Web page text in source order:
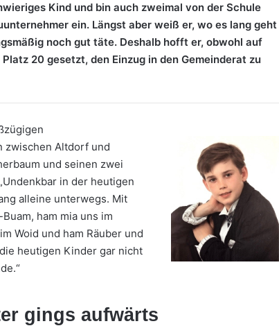
Kind und bin auch zweimal von der Schule
ein. Längst aber weiß er, wo es lang geht
noch gut täte. Deshalb hofft er, obwohl auf
20 gesetzt, den Einzug in den Gemeinderat zu
zwischen Altdorf und
und seinen zwei
in der heutigen
alleine unterwegs. Mit
ham mia uns im
Woid und ham Räuber und
heutigen Kinder gar nicht
gings aufwärts